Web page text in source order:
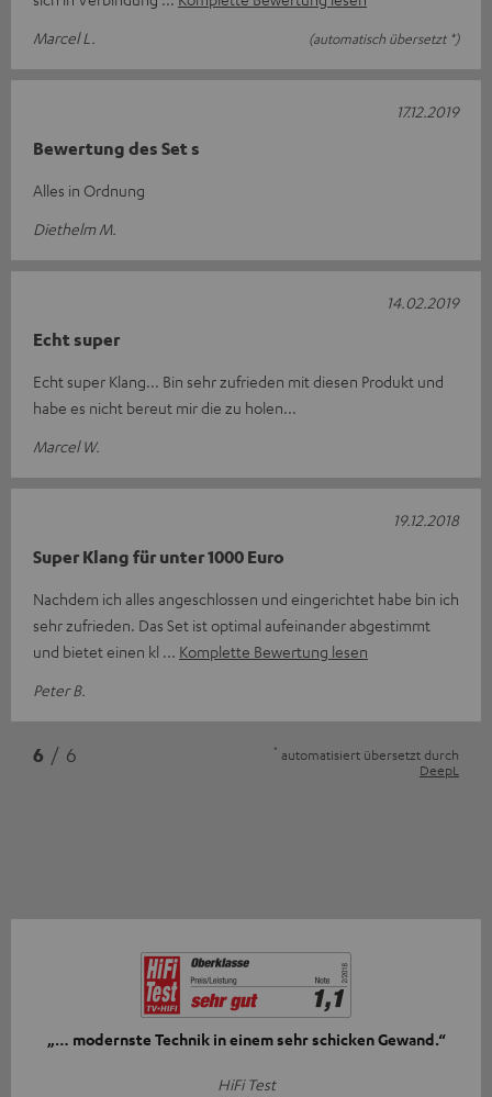
Marcel L.
(automatisch übersetzt *)
Bewertung des Set s
Alles in Ordnung
Diethelm M.
17.12.2019
Echt super
Echt super Klang... Bin sehr zufrieden mit diesen Produkt und
habe es nicht bereut mir die zu holen...
Marcel W.
14.02.2019
Super Klang für unter 1000 Euro
Nachdem ich alles angeschlossen und eingerichtet habe bin ich
sehr zufrieden. Das Set ist optimal aufeinander abgestimmt
und bietet einen kl
Komplette Bewertung lesen
Peter B.
19.12.2018
6 / 6 * automatisiert übersetzt durch
DeepL
„… modernste Technik in einem sehr schicken Gewand.“
HiFi Test